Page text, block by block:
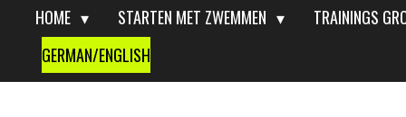
HOME STARTEN MET ZWEMMEN TRAININGS
GERMAN/ENGLISH